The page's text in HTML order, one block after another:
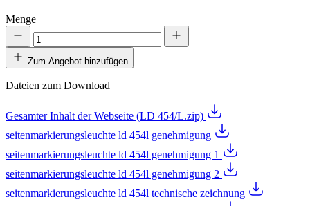
Menge
Zum Angebot hinzufügen
Dateien zum Download
Gesamter Inhalt der Webseite (LD 454/L.zip)
seitenmarkierungsleuchte ld 454l genehmigung
seitenmarkierungsleuchte ld 454l genehmigung 1
seitenmarkierungsleuchte ld 454l genehmigung 2
seitenmarkierungsleuchte ld 454l technische zeichnung